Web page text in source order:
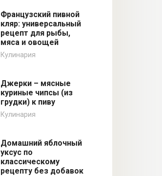
Французский пивной
кляр: универсальный
рецепт для рыбы,
мяса и овощей
Кулинария
Джерки – мясные
куриные чипсы (из
грудки) к пиву
Кулинария
Домашний яблочный
уксус по
классическому
рецепту без добавок